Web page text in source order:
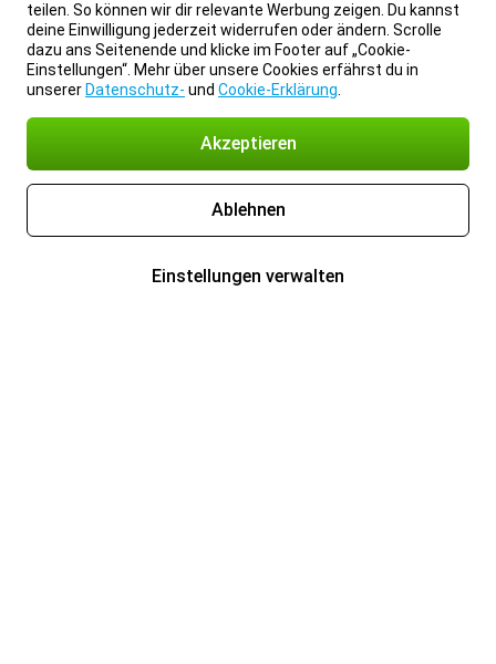
teilen. So können wir dir relevante Werbung zeigen. Du kannst
deine Einwilligung jederzeit widerrufen oder ändern. Scrolle
dazu ans Seitenende und klicke im Footer auf „Cookie-
Einstellungen“. Mehr über unsere Cookies erfährst du in
unserer Datenschutz- und Cookie-Erklärung
Akzeptieren
Ablehnen
Einstellungen verwalten